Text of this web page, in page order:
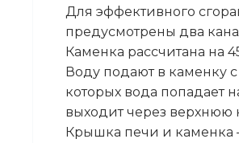
Для эффективного
предусмотрены два
Каменка рассчитана на
Воду подают в каменку
которых вода
выходит через верхнюю
Крышка печи и каменка